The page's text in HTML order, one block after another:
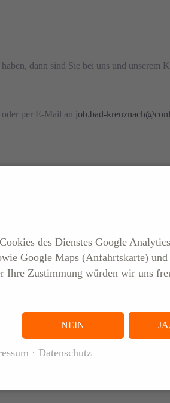
dann sind Sie bei uns und unserem
oder per E-Mail an job.bad-
werden, geschieht dies
ist dabei grundsätzlich immer das
Ihrer Daten durch WhatsApp selbst
elsen-logistics.com/whatsapp. Ihre
Angabe von Gründen mit Wirkung für
des Dienstes Google Analytics
Google Maps (Anfahrtskarte) und
Ihre Zustimmung würden wir uns
NEIN
Datenschutz